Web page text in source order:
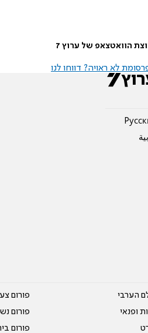
הוואטצאפ של ערוץ 7
לא ראויה? דווחו לנו
הערבי
ופנאי
פורום
פורום
פורום